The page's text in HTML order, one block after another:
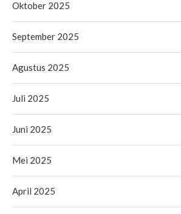
Oktober 2025
September 2025
Agustus 2025
Juli 2025
Juni 2025
Mei 2025
April 2025